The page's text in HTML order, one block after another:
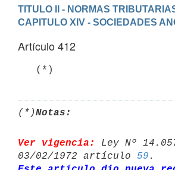
TITULO II - NORMAS
CAPITULO XIV - SOCIEDADES
Artículo 412
(*)Notas:
Ver vigencia:
Ley Nº
03/02/1972 artículo 59